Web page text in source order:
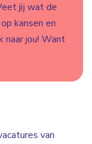
jij wat de
kansen en
naar jou! Want
van